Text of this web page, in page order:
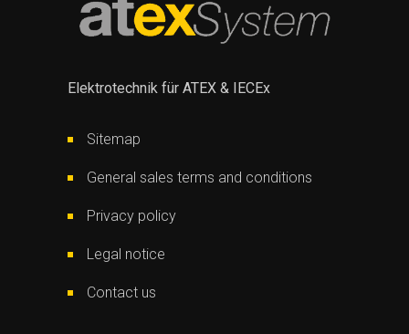
Elektrotechnik für ATEX & IECEx
Sitemap
General sales terms and conditions
Privacy policy
Legal notice
Contact us